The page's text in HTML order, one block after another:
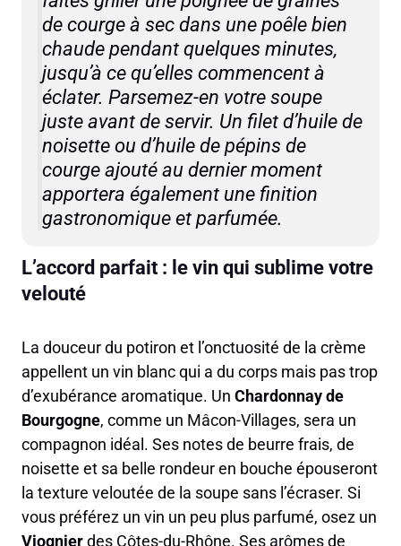
de courge à sec dans une poêle bien
chaude pendant quelques minutes,
jusqu’à ce qu’elles commencent à
éclater. Parsemez-en votre soupe
juste avant de servir. Un filet d’huile de
noisette ou d’huile de pépins de
courge ajouté au dernier moment
apportera également une finition
gastronomique et parfumée.
L’accord parfait : le vin qui sublime votre
velouté
La douceur du potiron et l’onctuosité de la crème
appellent un vin blanc qui a du corps mais pas trop
d’exubérance aromatique. Un Chardonnay de
Bourgogne, comme un Mâcon-Villages, sera un
compagnon idéal. Ses notes de beurre frais, de
noisette et sa belle rondeur en bouche épouseront
la texture veloutée de la soupe sans l’écraser. Si
vous préférez un vin un peu plus parfumé, osez un
Viognierdes Côtes-du-Rhône. Ses arômes de